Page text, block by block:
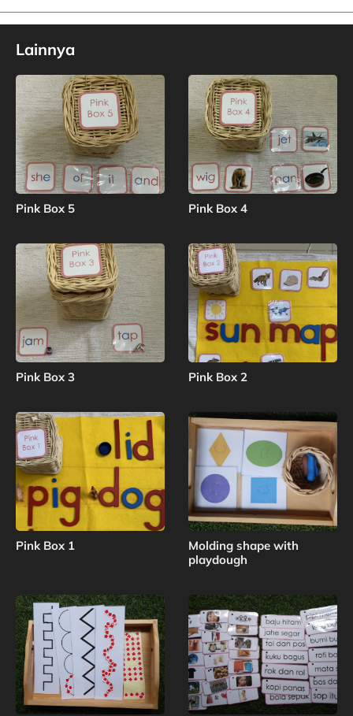
Lainnya
Pink Box 5 Pink Box 4
Pink Box 3 Pink Box 2
Pink Box 1
Molding shape with
playdough